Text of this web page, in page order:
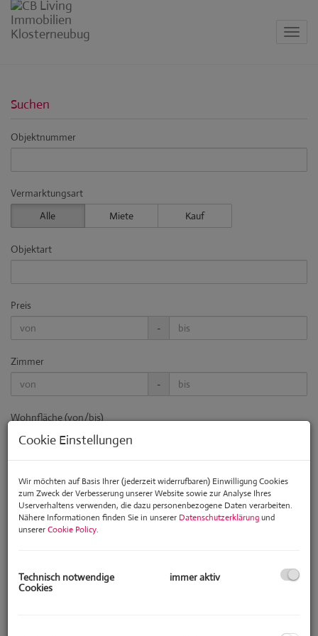
Suchen
Objektnummer
Vermarktungsart
Alle
Miete Kauf
Objektart
Preis
-
Zimmer
-
Wohnfläche (von/bis)
Weitere Suchoptionen
Filter zurücksetzen
Suchen
Cookie Einstellungen
Wir möchten auf Basis Ihrer (jederzeit widerrufbaren) Einwilligung Cookies
zum Zweck der Verbesserung unserer Website sowie zur Analyse Ihres
Userverhaltens verwenden, die dazu personenbezogene Daten verarbeiten.
Nähere Informationen finden Sie in unserer Datenschutzerklärungund
unsererCookie Policy.
Technisch notwendige
Cookies
immer aktiv